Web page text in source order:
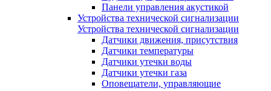
Панели управления акустикой
Устройства технической сигнализации
Устройства технической сигнализации
Датчики движения, присутствия
Датчики температуры
Датчики утечки воды
Датчики утечки газа
Оповещатели, управляющие